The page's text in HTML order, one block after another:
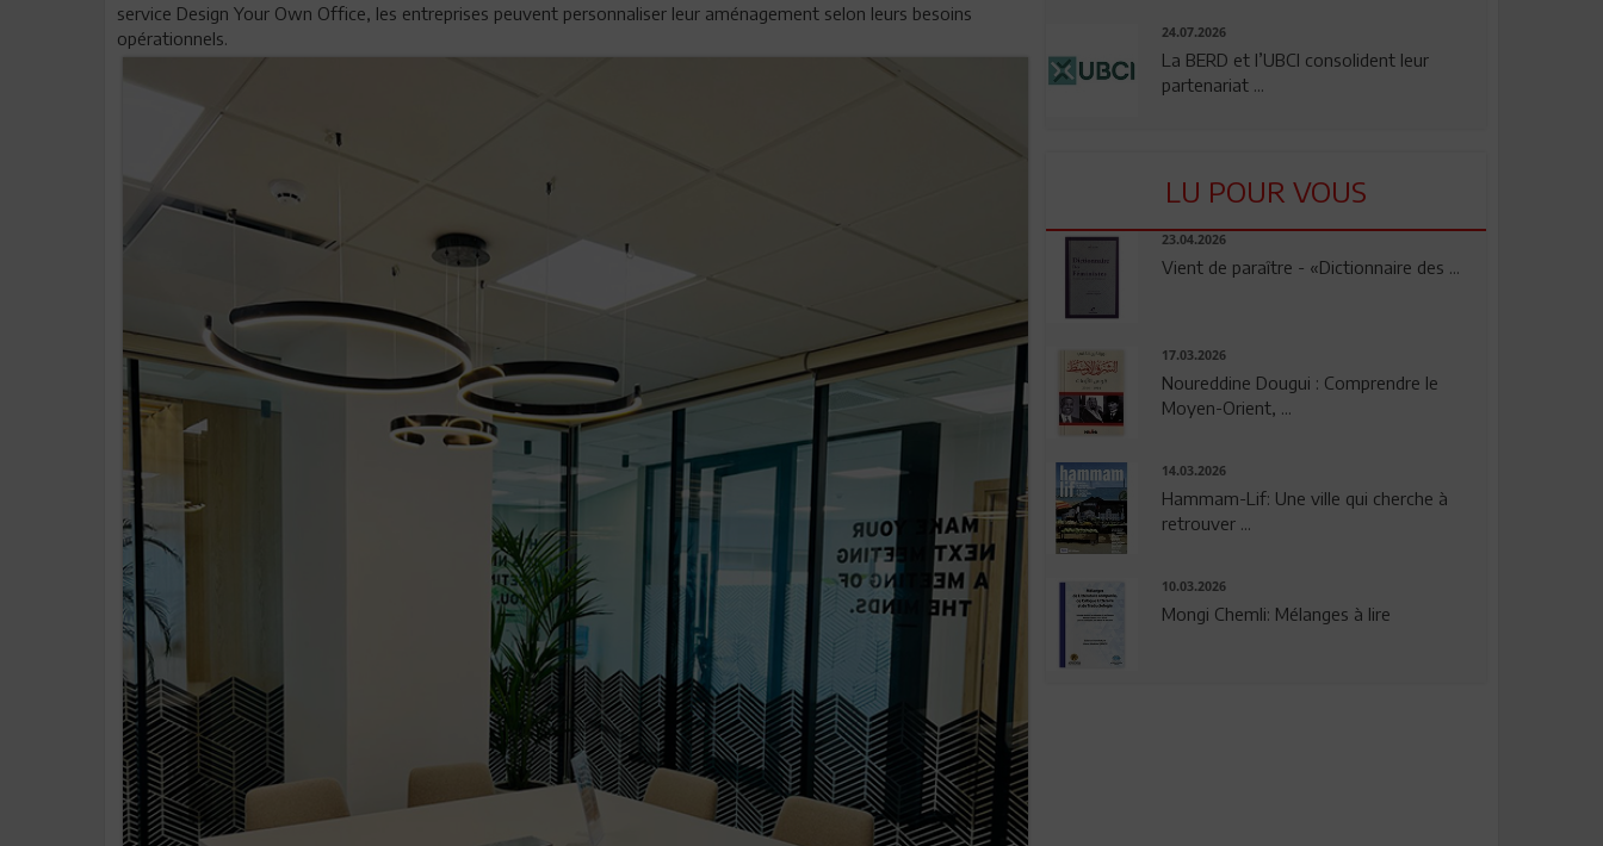
service Design Your Own Office, les entreprises peuvent personnaliser leur aménagement selon leurs besoins
opérationnels.
24.07.2026
La BERD et l’UBCI consolident leur
partenariat ...
LU POUR VOUS
23.04.2026
Vient de paraître - «Dictionnaire des ...
17.03.2026
Noureddine Dougui : Comprendre le
Moyen-Orient, ...
14.03.2026
Hammam-Lif: Une ville qui cherche à
retrouver ...
10.03.2026
Mongi Chemli: Mélanges à lire